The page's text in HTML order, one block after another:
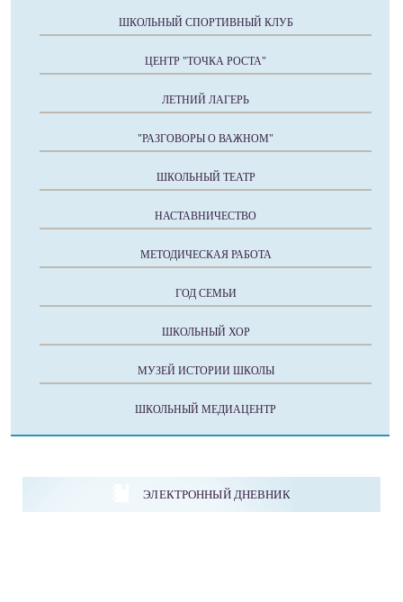
ШКОЛЬНЫЙ СПОРТИВНЫЙ КЛУБ
ЦЕНТР "ТОЧКА РОСТА"
ЛЕТНИЙ ЛАГЕРЬ
"РАЗГОВОРЫ О ВАЖНОМ"
ШКОЛЬНЫЙ ТЕАТР
НАСТАВНИЧЕСТВО
МЕТОДИЧЕСКАЯ РАБОТА
ГОД СЕМЬИ
ШКОЛЬНЫЙ ХОР
МУЗЕЙ ИСТОРИИ ШКОЛЫ
ШКОЛЬНЫЙ МЕДИАЦЕНТР
ЭЛЕКТРОННЫЙ ДНЕВНИК